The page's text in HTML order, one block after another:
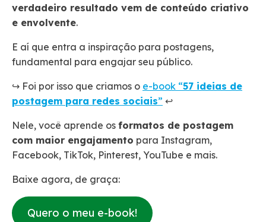
verdadeiro resultado vem de conteúdo criativo
e envolvente.
E aí que entra a inspiração para postagens,
fundamental para engajar seu público.
↪️ Foi por isso que criamos o e-book “57 ideias de
postagem para redes sociais” ↩️
Nele, você aprende os formatos de postagem
com maior engajamento para Instagram,
Facebook, TikTok, Pinterest, YouTube e mais.
Baixe agora, de graça:
Quero o meu e-book!